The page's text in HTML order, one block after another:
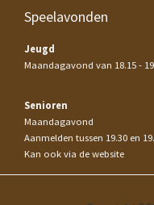
Speelavonden
Jeugd
Maandagavond van 18.15 -
Senioren
Maandagavond
Aanmelden tussen 19.30 en
Kan ook via de website